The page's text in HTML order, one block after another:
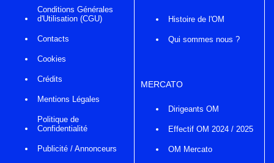
Conditions Générales
d'Utilisation (CGU)
Contacts
Cookies
Crédits
Mentions Légales
Politique de
Confidentialité
Publicité / Annonceurs
Histoire de l'OM
Qui sommes nous ?
MERCATO
Dirigeants OM
Effectif OM 2024 / 2025
OM Mercato